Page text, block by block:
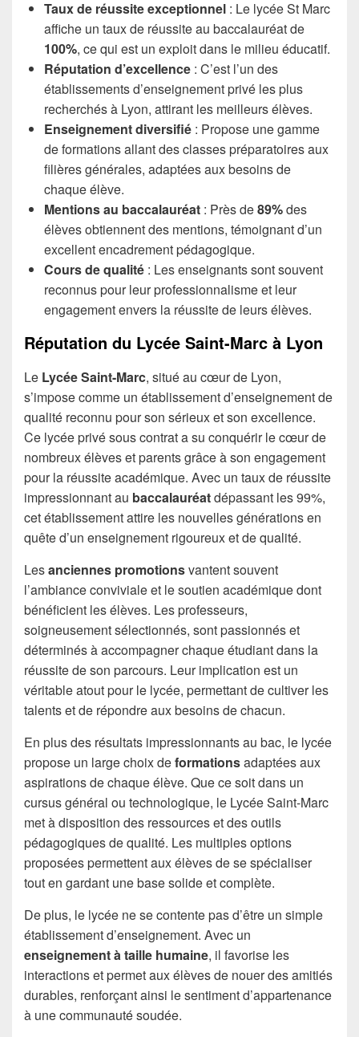
Taux de réussite exceptionnel : Le lycée St Marc
affiche un taux de réussite au baccalauréat de
100%, ce qui est un exploit dans le milieu éducatif.
Réputation d’excellence : C’est l’un des
établissements d’enseignement privé les plus
recherchés à Lyon, attirant les meilleurs élèves.
Enseignement diversifié : Propose une gamme
de formations allant des classes préparatoires aux
filières générales, adaptées aux besoins de
chaque élève.
Mentions au baccalauréat : Près de89%des
élèves obtiennent des mentions, témoignant d’un
excellent encadrement pédagogique.
Cours de qualité : Les enseignants sont souvent
reconnus pour leur professionnalisme et leur
engagement envers la réussite de leurs élèves.
Réputation du Lycée Saint-Marc à Lyon
Le Lycée Saint-Marc, situé au cœur de Lyon,
s’impose comme un établissement d’enseignement de
qualité reconnu pour son sérieux et son excellence.
Ce lycée privé sous contrat a su conquérir le cœur de
nombreux élèves et parents grâce à son engagement
pour la réussite académique. Avec un taux de réussite
impressionnant au baccalauréatdépassant les 99%,
cet établissement attire les nouvelles générations en
quête d’un enseignement rigoureux et de qualité.
Lesanciennes promotionsvantent souvent
l’ambiance conviviale et le soutien académique dont
bénéficient les élèves. Les professeurs,
soigneusement sélectionnés, sont passionnés et
déterminés à accompagner chaque étudiant dans la
réussite de son parcours. Leur implication est un
véritable atout pour le lycée, permettant de cultiver les
talents et de répondre aux besoins de chacun.
En plus des résultats impressionnants au bac, le lycée
propose un large choix deformationsadaptées aux
aspirations de chaque élève. Que ce soit dans un
cursus général ou technologique, le Lycée Saint-Marc
met à disposition des ressources et des outils
pédagogiques de qualité. Les multiples options
proposées permettent aux élèves de se spécialiser
tout en gardant une base solide et complète.
De plus, le lycée ne se contente pas d’être un simple
établissement d’enseignement. Avec un
enseignement à taille humaine, il favorise les
interactions et permet aux élèves de nouer des amitiés
durables, renforçant ainsi le sentiment d’appartenance
à une communauté soudée.